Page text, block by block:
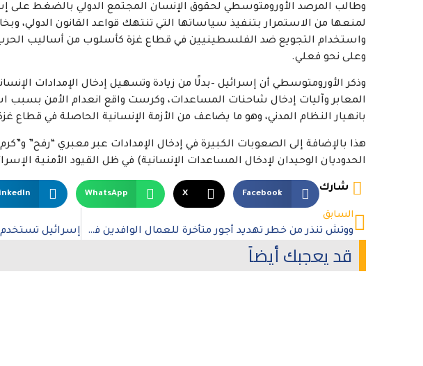
وطالب المرصد الأورومتوسطي لحقوق الإنسان المجتمع الدولي بالضغط على
لمنعها من الاستمرار بتنفيذ سياساتها التي تنتهك قواعد القانون الدولي،
واستخدام التجويع ضد الفلسطينيين في قطاع غزة كأسلوب من أساليب الحرب،
وعلى نحو فعلي.
وذكر الأورومتوسطي أن إسرائيل –بدلًا من زيادة وتسهيل إدخال الإمدادات
المعابر وآليات إدخال شاحنات المساعدات، وكرست واقع انعدام الأمن بسبب
بانهيار النظام المدني، وهو ما يضاعف من الأزمة الإنسانية الحاصلة في قطاع
هذا بالإضافة إلى الصعوبات الكبيرة في إدخال الإمدادات عبر معبري “رفح”
الحدوديان الوحيدان لإدخال المساعدات الإنسانية) في ظل القيود الأمنية
شارك
Facebook
X
WhatsApp
السابق
ووتش تنذر من خطر تهديد أجور متأخرة للعمال الوافدين في السعودية
قد يعجبك أيضاً